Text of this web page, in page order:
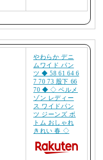
やわらか デニ
ムワイド パン
ツ ◆ 58 61 64 6
7 70 73 股下 66
70 ◆ ◇ ベルメ
ゾン レディー
ス ワイドパン
ツ ジーンズ ボ
トム おしゃれ
きれい 春 ◇